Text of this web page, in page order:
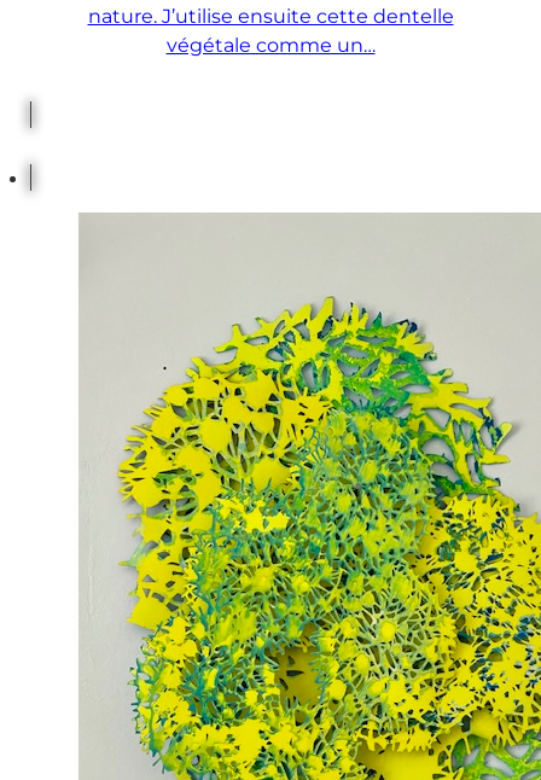
nature. J’utilise ensuite cette dentelle
végétale comme un…